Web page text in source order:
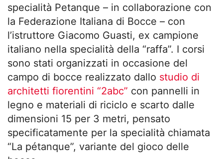
specialità Petanque – in collaborazione con
la Federazione Italiana di Bocce – con
l’istruttore Giacomo Guasti, ex campione
italiano nella specialità della “raffa”. I corsi
sono stati organizzati in occasione del
campo di bocce realizzato dallo studio di
architetti fiorentini “2abc” con pannelli in
legno e materiali di riciclo e scarto dalle
dimensioni 15 per 3 metri, pensato
specificatamente per la specialità chiamata
“La pétanque”, variante del gioco delle